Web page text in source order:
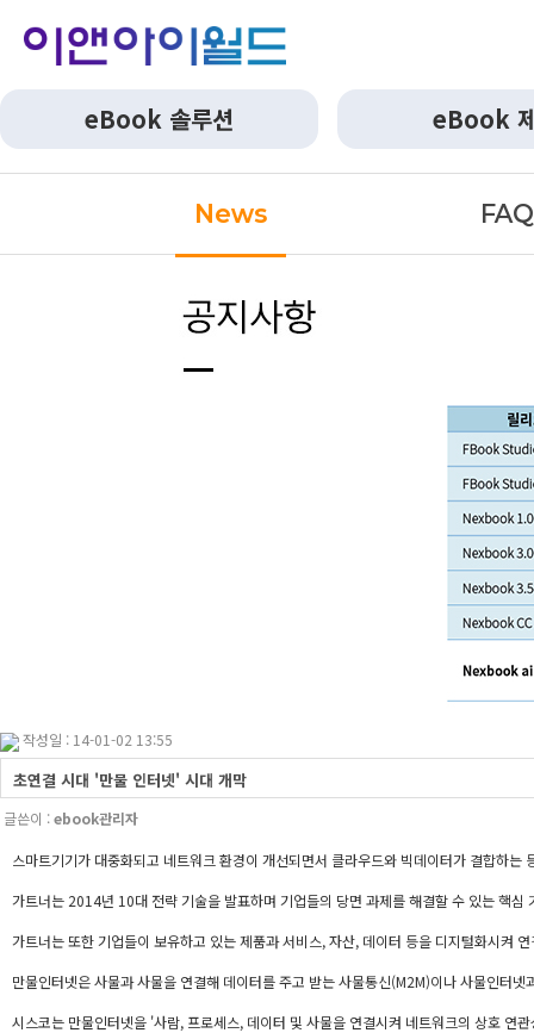
eBook 솔루션 eBook
News FAQ
작성일 : 14-01-02 13:55
초연결 시대 '만물 인터넷' 시대 개막
글쓴이 :ebook관리자
스마트기기가 대중화되고 네트워크 환경이 개선되면서 클라우드와 빅데이터가 결합하
가트너는 2014년 10대 전략 기술을 발표하며 기업들의 당면 과제를 해결할 수 있는 핵
가트너는 또한 기업들이 보유하고 있는 제품과 서비스, 자산, 데이터 등을 디지털화시켜
만물인터넷은 사물과 사물을 연결해 데이터를 주고 받는 사물통신(M2M)이나 사물인터
시스코는 만물인터넷을 '사람, 프로세스, 데이터 및 사물을 연결시켜 네트워크의 상호 연